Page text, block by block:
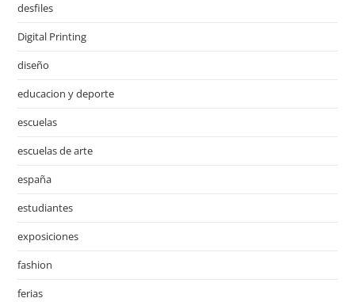
desfiles
Digital Printing
diseño
educacion y deporte
escuelas
escuelas de arte
españa
estudiantes
exposiciones
fashion
ferias